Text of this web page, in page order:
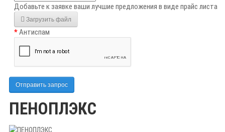
Добавьте к заявке ваши лучшие предложения в виде прайс листа
Загрузить файл
Антиспам
Отправить запрос
ПЕНОПЛЭКС